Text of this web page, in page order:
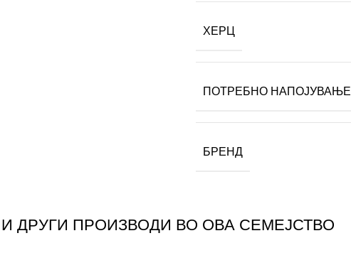
ХЕРЦ
ПОТРЕБНО НАПОЈУВАЊЕ
БРЕНД
ДРУГИ ПРОИЗВОДИ ВО ОВА СЕМЕЈСТВО